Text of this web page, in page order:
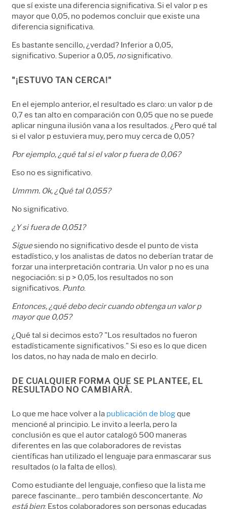
que sí existe una diferencia significativa. Si el valor p es
mayor que 0,05, no podemos concluir que existe una
diferencia significativa.
Es bastante sencillo, ¿verdad? Inferior a 0,05,
significativo. Superior a 0,05, nosignificativo.
"¡ESTUVO TAN CERCA!"
En el ejemplo anterior, el resultado es claro: un valor p de
0,7 es tan alto en comparación con 0,05 que no se puede
aplicar ninguna ilusión vana a los resultados. ¿Pero qué tal
si el valor p estuviera muy, pero muy cerca de 0,05?
Por ejemplo, ¿qué tal si el valor p fuera de 0,06?
Eso no es significativo.
Ummm. Ok, ¿Qué tal 0,055?
No significativo.
¿Y si fuera de 0,051?
Siguesiendo no significativo desde el punto de vista
estadístico, y los analistas de datos no deberían tratar de
forzar una interpretación contraria. Un valor p no es una
negociación: si p > 0,05, los resultados no son
significativos. Punto.
Entonces, ¿qué debo decir cuando obtenga un valor p
mayor que 0,05?
¿Qué tal si decimos esto? "Los resultados no fueron
estadísticamente significativos." Si eso es lo que dicen
los datos, no hay nada de malo en decirlo.
DE CUALQUIER FORMA QUE SE PLANTEE, EL
RESULTADO NO CAMBIARÁ.
Lo que me hace volver a la publicación de blogque
mencioné al principio. Le invito a leerla, pero la
conclusión es que el autor catalogó 500 maneras
diferentes en las que colaboradores de revistas
científicas han utilizado el lenguaje para enmascarar sus
resultados (o la falta de ellos).
Como estudiante del lenguaje, confieso que la lista me
parece fascinante... pero también desconcertante. No
está bien: Estos colaboradores son personas educadas